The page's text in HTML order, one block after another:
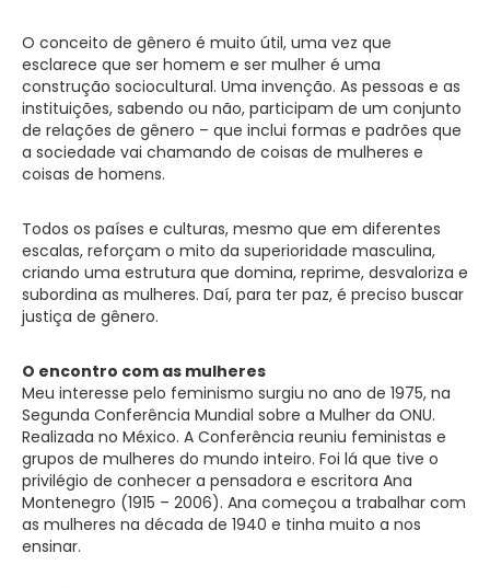
O conceito de gênero é muito útil, uma vez que
esclarece que ser homem e ser mulher é uma
construção sociocultural. Uma invenção. As pessoas e as
instituições, sabendo ou não, participam de um conjunto
de relações de gênero – que inclui formas e padrões que
a sociedade vai chamando de coisas de mulheres e
coisas de homens.
Todos os países e culturas, mesmo que em diferentes
escalas, reforçam o mito da superioridade masculina,
criando uma estrutura que domina, reprime, desvaloriza e
subordina as mulheres. Daí, para ter paz, é preciso buscar
justiça de gênero.
O encontro com as mulheres
Meu interesse pelo feminismo surgiu no ano de 1975, na
Segunda Conferência Mundial sobre a Mulher da ONU.
Realizada no México. A Conferência reuniu feministas e
grupos de mulheres do mundo inteiro. Foi lá que tive o
privilégio de conhecer a pensadora e escritora Ana
Montenegro (1915 – 2006). Ana começou a trabalhar com
as mulheres na década de 1940 e tinha muito a nos
ensinar.